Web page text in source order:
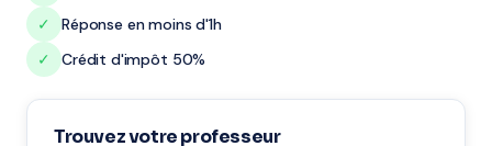
✓
Réponse en moins d'1h
✓
Crédit d'impôt 50%
Trouvez votre professeur